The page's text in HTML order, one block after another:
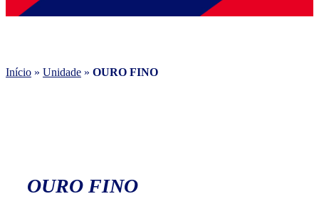
Início » Unidade » OURO FINO
OURO FINO